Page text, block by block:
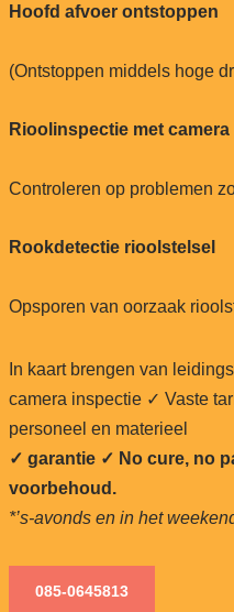
Hoofd afvoer ontstoppen
(Ontstoppen middels hoge
Rioolinspectie met
Controleren op problemen
Rookdetectie rioolstelsel
Opsporen van oorzaak
In kaart brengen van
camera inspectie ✓ Vaste
personeel en materieel
✓ garantie ✓ No cure, no
voorbehoud.
*’s-avonds en in het
085-0645813